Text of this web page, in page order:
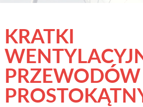
KRATKI
PRZEWODÓW